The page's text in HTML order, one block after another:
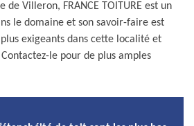
Villeron, FRANCE TOITURE est un
le domaine et son savoir-faire est
exigeants dans cette localité et
le pour de plus amples